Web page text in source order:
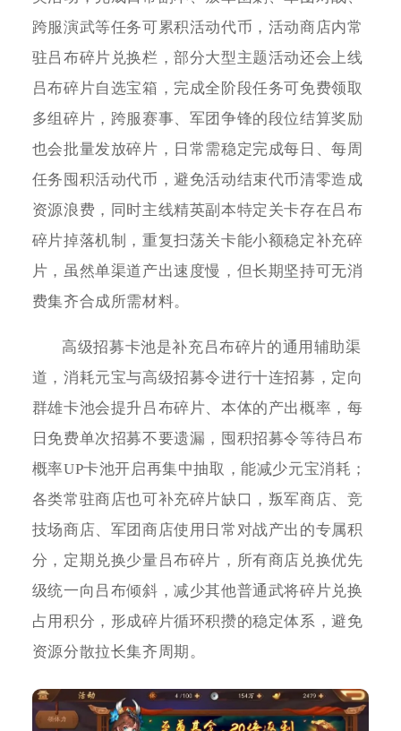
跨服演武等任务可累积活动代币，活动商店内常
驻吕布碎片兑换栏，部分大型主题活动还会上线
吕布碎片自选宝箱，完成全阶段任务可免费领取
多组碎片，跨服赛事、军团争锋的段位结算奖励
也会批量发放碎片，日常需稳定完成每日、每周
任务囤积活动代币，避免活动结束代币清零造成
资源浪费，同时主线精英副本特定关卡存在吕布
碎片掉落机制，重复扫荡关卡能小额稳定补充碎
片，虽然单渠道产出速度慢，但长期坚持可无消
费集齐合成所需材料。
高级招募卡池是补充吕布碎片的通用辅助渠
道，消耗元宝与高级招募令进行十连招募，定向
群雄卡池会提升吕布碎片、本体的产出概率，每
日免费单次招募不要遗漏，囤积招募令等待吕布
概率UP卡池开启再集中抽取，能减少元宝消耗；
各类常驻商店也可补充碎片缺口，叛军商店、竞
技场商店、军团商店使用日常对战产出的专属积
分，定期兑换少量吕布碎片，所有商店兑换优先
级统一向吕布倾斜，减少其他普通武将碎片兑换
占用积分，形成碎片循环积攒的稳定体系，避免
资源分散拉长集齐周期。